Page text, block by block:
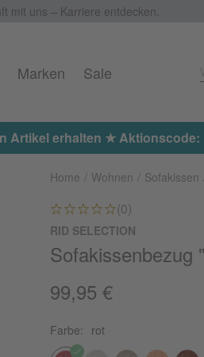
mit uns – Karriere entdecken.
Marken Sale
Home Wohnen Sofakissen
(0)
RID SELECTION
Sofakissenbezug
99,95 €
Farbe: rot